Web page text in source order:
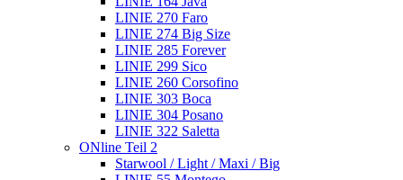
LINIE 270 Faro
LINIE 274 Big Size
LINIE 285 Forever
LINIE 299 Sico
LINIE 260 Corsofino
LINIE 303 Boca
LINIE 304 Posano
LINIE 322 Saletta
ONline Teil 2
Starwool / Light / Maxi / Big